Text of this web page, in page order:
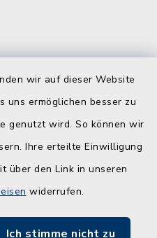
wir auf dieser Website
uns ermöglichen besser zu
genutzt wird. So können wir
Ihre erteilte Einwilligung
über den Link in unseren
widerrufen.
Ich stimme nicht zu
den Lebens- und